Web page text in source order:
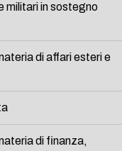
militari in sostegno
di affari esteri e
di finanza,